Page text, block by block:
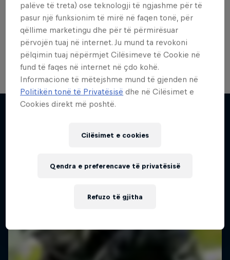
Bike
Welcome to the Bike Hub, where you will find an
action-packed collection of two-wheel films,
shows …
Më shumë si kjo
palëve të treta) ose teknologji të ngjashme për të
pasur një funksionim të mirë në faqen tonë, për
qëllime marketingu dhe për të përmirësuar
përvojën tuaj në internet. Ju mund ta revokoni
pëlqimin tuaj nëpërmjet Cilësimeve të Cookie në
fund të faqes në internet në çdo kohë.
Informacione të mëtejshme mund të gjenden në
Politikën tonë të Privatësisë dhe në Cilësimet e
Cookies direkt më poshtë.
Cilësimet e cookies
Refuzo të gjitha
Qendra e preferencave të privatësisë